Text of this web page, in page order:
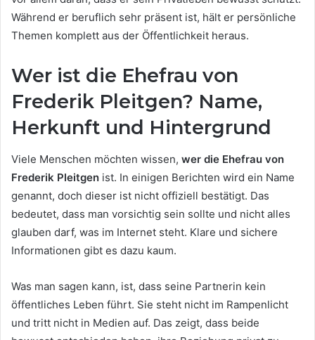
Während er beruflich sehr präsent ist, hält er persönliche
Themen komplett aus der Öffentlichkeit heraus.
Wer ist die Ehefrau von
Frederik Pleitgen? Name,
Herkunft und Hintergrund
Viele Menschen möchten wissen, wer die Ehefrau von
Frederik Pleitgen ist. In einigen Berichten wird ein Name
genannt, doch dieser ist nicht offiziell bestätigt. Das
bedeutet, dass man vorsichtig sein sollte und nicht alles
glauben darf, was im Internet steht. Klare und sichere
Informationen gibt es dazu kaum.
Was man sagen kann, ist, dass seine Partnerin kein
öffentliches Leben führt. Sie steht nicht im Rampenlicht
und tritt nicht in Medien auf. Das zeigt, dass beide